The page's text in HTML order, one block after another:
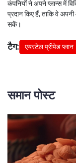
कंपनियों ने अपने प्लान्स में
प्रदान किए हैं, ताकि वे
सकें।
टैग: एयरटेल प्रीपेड प्लान
समान पोस्ट